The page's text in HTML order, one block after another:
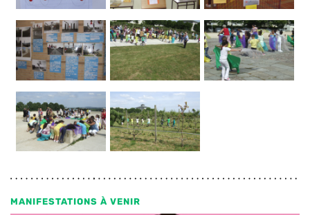
MANIFESTATIONS À VENIR